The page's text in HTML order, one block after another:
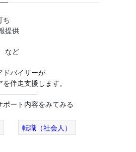
ち
提供
など
ドバイザーが
伴走支援します。
ート内容をみてみる
転職（社会人）